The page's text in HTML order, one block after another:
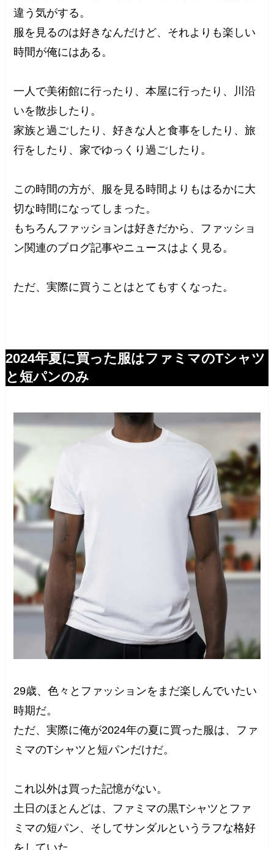
違う気がする。
服を見るのは好きなんだけど、それよりも楽しい
時間が俺にはある。
一人で美術館に行ったり、本屋に行ったり、川沿
いを散歩したり。
家族と過ごしたり、好きな人と食事をしたり、旅
行をしたり、家でゆっくり過ごしたり。
この時間の方が、服を見る時間よりもはるかに大
切な時間になってしまった。
もちろんファッションは好きだから、ファッショ
ン関連のブログ記事やニュースはよく見る。
ただ、実際に買うことはとてもすくなった。
2024年夏に買った服はファミマのTシャツ
と短パンのみ
29歳、色々とファッションをまだ楽しんでいたい
時期だ。
ただ、実際に俺が2024年の夏に買った服は、ファ
ミマのTシャツと短パンだけだ。
これ以外は買った記憶がない。
土日のほとんどは、ファミマの黒Tシャツとファ
ミマの短パン、そしてサンダルというラフな格好
をしていた。